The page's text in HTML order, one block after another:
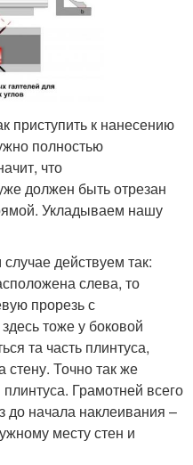
приступить к нанесению
полностью
что
должен быть отрезан
Укладываем нашу
действуем так:
слева, то
прорезь с
тоже у боковой
та часть плинтуса,
стену. Точно так же
Грамотней всего
до начала наклеивания –
месту стен и